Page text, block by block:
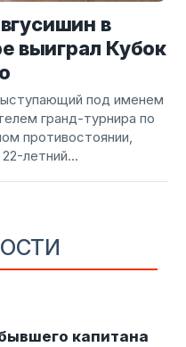
капитана
в
выиграл Кубок
под именем
гранд-турнира по
противостоянии,
летний...